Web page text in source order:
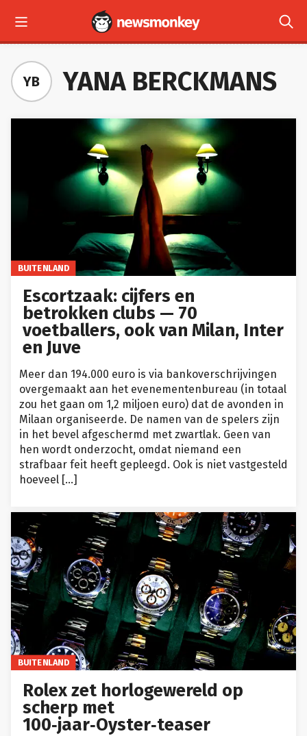
 
YB YANA BERCKMANS
BUITENLAND
Escortzaak: cijfers en
betrokken clubs — 70
voetballers, ook van Milan, Inter
en Juve
Meer dan 194.000 euro is via bankoverschrijvingen
overgemaakt aan het evenementenbureau (in totaal
zou het gaan om 1,2 miljoen euro) dat de avonden in
Milaan organiseerde. De namen van de spelers zijn
in het bevel afgeschermd met zwartlak. Geen van
hen wordt onderzocht, omdat niemand een
strafbaar feit heeft gepleegd. Ook is niet vastgesteld
hoeveel […]
BUITENLAND
Rolex zet horlogewereld op
scherp met
100‑jaar‑Oyster‑teaser